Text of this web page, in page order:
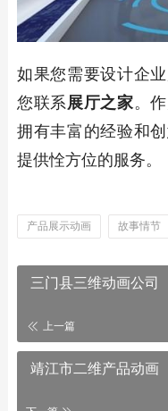
如果您需要设计企
您联系展厅之家。
拥有丰富的经验和
提供恮方位的服务。
产品展示动画 故事情节
三门县三维动画公司
上一篇
靖江市二维产品动画